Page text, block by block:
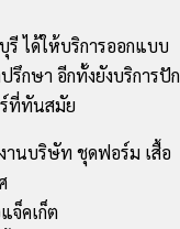
ได้ให้บริการออกแบบ
กษา อีกทั้งยังบริการปัก
ร์ที่ทันสมัย
นบริษัท ชุดฟอร์ม เสื้อ
จ็คเก็ต